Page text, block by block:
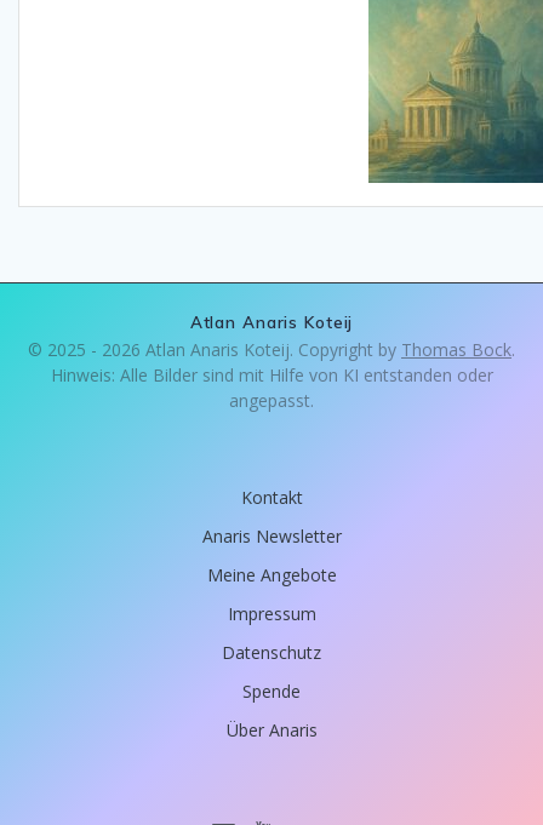
Atlan Anaris Koteij
© 2025 - 2026 Atlan Anaris Koteij. Copyright by Thomas Bock.
Hinweis: Alle Bilder sind mit Hilfe von KI entstanden oder
angepasst.
Kontakt
Anaris Newsletter
Meine Angebote
Impressum
Datenschutz
Spende
Über Anaris